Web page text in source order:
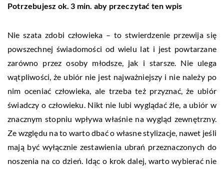
Potrzebujesz ok. 3 min. aby przeczytać ten wpis
Nie szata zdobi człowieka – to stwierdzenie przewija się
powszechnej świadomości od wielu lat i jest powtarzane
zarówno przez osoby młodsze, jak i starsze. Nie ulega
wątpliwości, że ubiór nie jest najważniejszy i nie należy po
nim oceniać człowieka, ale trzeba też przyznać, że ubiór
świadczy o człowieku. Nikt nie lubi wyglądać źle, a ubiór w
znacznym stopniu wpływa właśnie na wygląd zewnętrzny.
Ze względu na to warto dbać o własne stylizacje, nawet jeśli
mają być wyłącznie zestawienia ubrań przeznaczonych do
noszenia na co dzień. Idąc o krok dalej, warto wybierać nie